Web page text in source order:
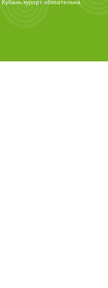
Кубань курорт обязательна.